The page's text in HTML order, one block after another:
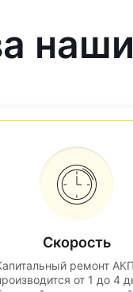
Скорость
ремонт
от 1 до 4